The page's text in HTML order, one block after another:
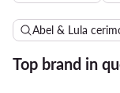
Abel & Lula
Top brand in